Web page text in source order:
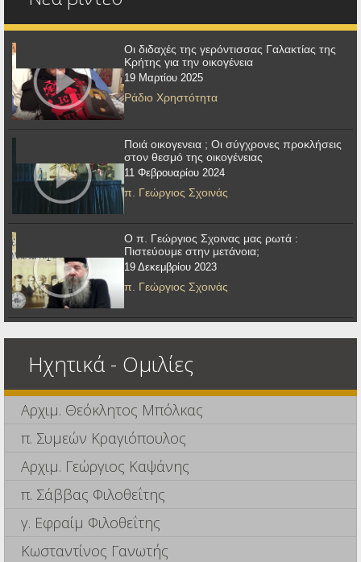
Οι διδαχές της γερόντισσας Γαλακτίας της
Κρήτης για την οικογένεια
19 Μαρτίου 2025
Ράδιο Χρηστότητα
Ποιά οικογενεια ; Οι σύγχρονες προκλήσεις
στον θεσμό της οικογένειας
11 Φεβρουαρίου 2024
π. Γεώργιος Σχοινάς
Ο π. Γεώργιος Σχοινας μας ρωτά :
Πιστεύουμε στην μετάνοια;
19 Δεκεμβρίου 2023
π. Γεώργιος Σχοινάς
Ηχητικά - Ομιλίες
Αρχιμ. Θεόκλητος Μπόλκας
π. Συμεών Κραγιόπουλος
Αρχιμ. Γεώργιος Καψάνης
π. Σάββας Φιλοθεΐτης
γ. Εφραίμ Φιλοθεΐτης
Κωσταντίνος Γανωτής